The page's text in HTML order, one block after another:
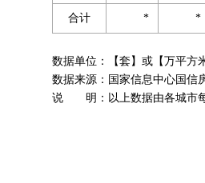
合计 * *
数据单位：【套】或【万平方
数据来源：国家信息中心国信
说 明：以上数据由各城市每